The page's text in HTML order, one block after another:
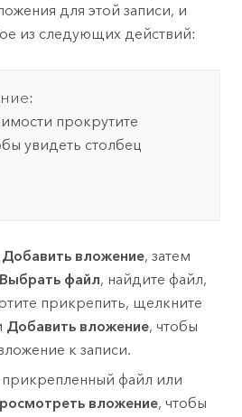
для этой записи, и
из следующих действий:
прокрутите
увидеть столбец
Добавить вложение, затем
Выбрать файл, найдите файл,
прикрепить, щелкните
Добавить вложение, чтобы
к записи.
файл или
вложение, чтобы